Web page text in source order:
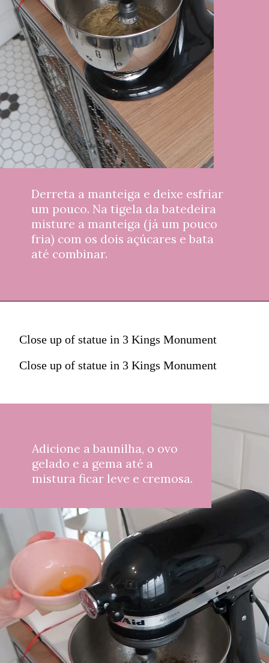
Derreta a manteiga e deixe esfriar
um pouco. Na tigela da batedeira
misture a manteiga (já um pouco
fria) com os dois açúcares e bata
até combinar.
Close up of statue in 3 Kings Monument
Close up of statue in 3 Kings Monument
Adicione a baunilha, o ovo
gelado e a gema até a
mistura ficar leve e cremosa.